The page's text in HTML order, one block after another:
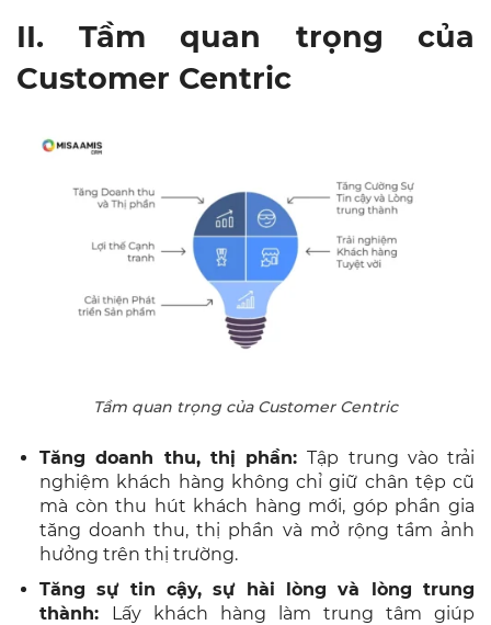
II. Tầm quan trọng của
Customer Centric
Tầm quan trọng của Customer Centric
Tăng doanh thu, thị phần:Tập trung vào trải
nghiệm khách hàng không chỉ giữ chân tệp cũ
mà còn thu hút khách hàng mới, góp phần gia
tăng doanh thu, thị phần và mở rộng tầm ảnh
hưởng trên thị trường.
Tăng sự tin cậy, sự hài lòng và lòng trung
thành: Lấy khách hàng làm trung tâm giúp